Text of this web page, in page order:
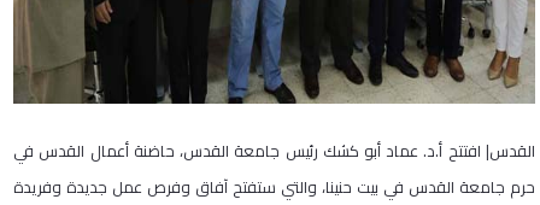
القدس| افتتح أ.د. عماد أبو كشك رئيس جامعة القدس، حاضنة أعمال القدس في
حرم جامعة القدس في بيت حنينا، والتي ستفتح آفاق وفرص عمل جديدة وفريدة